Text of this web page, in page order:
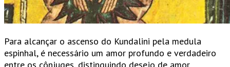
Para alcançar o ascenso do Kundalini pela medula
espinhal, é necessário um amor profundo e verdadeiro